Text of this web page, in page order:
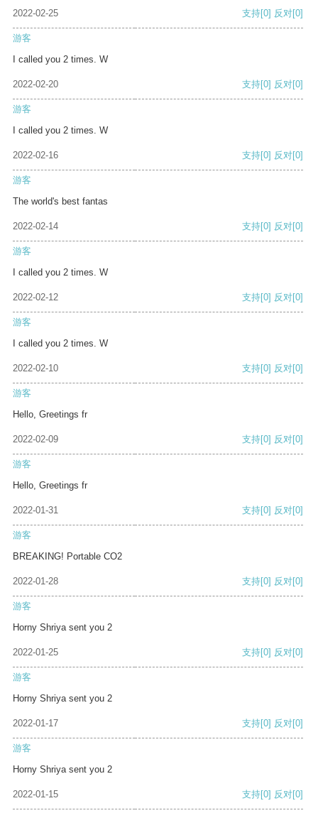
2022-02-25 支持[0] 反对[0]
游客
I called you 2 times. W
2022-02-20 支持[0] 反对[0]
游客
I called you 2 times. W
2022-02-16 支持[0] 反对[0]
游客
The world's best fantas
2022-02-14 支持[0] 反对[0]
游客
I called you 2 times. W
2022-02-12 支持[0] 反对[0]
游客
I called you 2 times. W
2022-02-10 支持[0] 反对[0]
游客
Hello, Greetings fr
2022-02-09 支持[0] 反对[0]
游客
Hello, Greetings fr
2022-01-31 支持[0] 反对[0]
游客
BREAKING! Portable CO2
2022-01-28 支持[0] 反对[0]
游客
Horny Shriya sent you 2
2022-01-25 支持[0] 反对[0]
游客
Horny Shriya sent you 2
2022-01-17 支持[0] 反对[0]
游客
Horny Shriya sent you 2
2022-01-15 支持[0] 反对[0]